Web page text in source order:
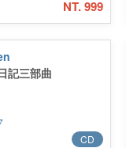
NT. 999
記三部曲
CD